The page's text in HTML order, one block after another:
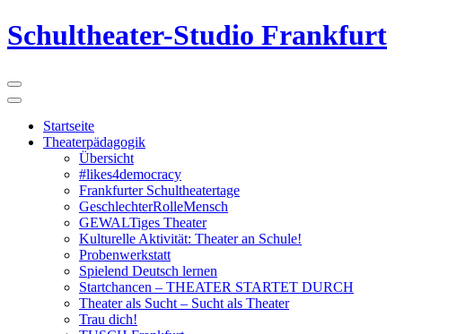
Schultheater-Studio Frankfurt
Startseite
Theaterpädagogik
Übersicht
#likes4democracy
Frankfurter Schultheatertage
GeschlechterRolleMensch
GEWALTiges Theater
Kulturelle Aktivität: Theater an Schule!
Probenwerkstatt
Spielend Deutsch lernen
Startchancen – THEATER STARTET DURCH
Theater als Sucht – Sucht als Theater
Trau dich!